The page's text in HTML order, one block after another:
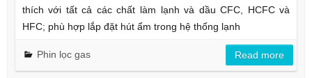
thích với tất cả các chất làm lạnh và dầu CFC, HCFC và
HFC; phù hợp lắp đặt hút ẩm trong hệ thống lạnh
Phin lọc gas Read more